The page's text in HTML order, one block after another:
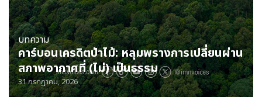
บทความ
คาร์บอนเครดิตป่าไม้: หลุมพรางการเปลี่ยนผ่าน
สภาพอากาศที่ (ไม่) เป็นธรรม
31 กรกฎาคม, 2026